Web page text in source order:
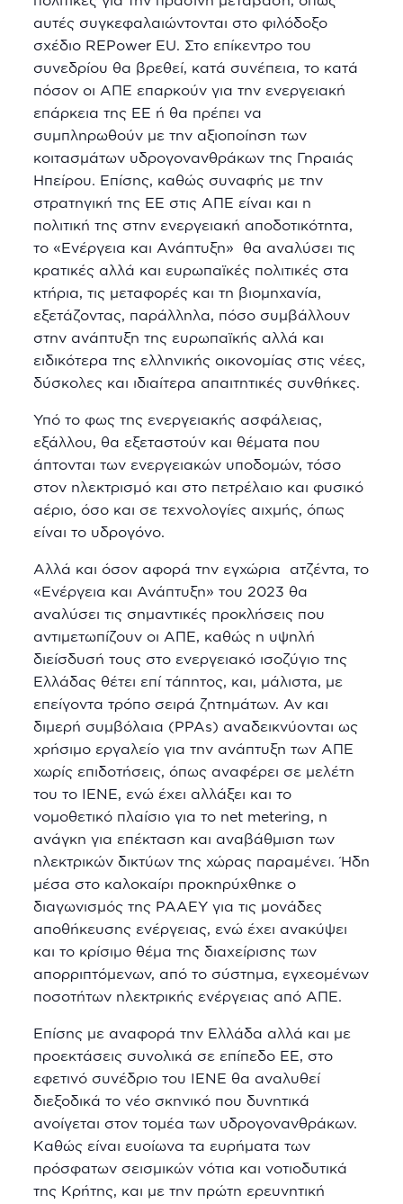
αυτές συγκεφαλαιώντονται στο φιλόδοξο
σχέδιο REPower EU. Στο επίκεντρο του
συνεδρίου θα βρεθεί, κατά συνέπεια, το κατά
πόσον οι ΑΠΕ επαρκούν για την ενεργειακή
επάρκεια της ΕΕ ή θα πρέπει να
συμπληρωθούν με την αξιοποίηση των
κοιτασμάτων υδρογονανθράκων της Γηραιάς
Ηπείρου. Επίσης, καθώς συναφής με την
στρατηγική της ΕΕ στις ΑΠΕ είναι και η
πολιτική της στην ενεργειακή αποδοτικότητα,
το «Ενέργεια και Ανάπτυξη» θα αναλύσει τις
κρατικές αλλά και ευρωπαϊκές πολιτικές στα
κτήρια, τις μεταφορές και τη βιομηχανία,
εξετάζοντας, παράλληλα, πόσο συμβάλλουν
στην ανάπτυξη της ευρωπαϊκής αλλά και
ειδικότερα της ελληνικής οικονομίας στις νέες,
δύσκολες και ιδιαίτερα απαιτητικές συνθήκες.
Υπό το φως της ενεργειακής ασφάλειας,
εξάλλου, θα εξεταστούν και θέματα που
άπτονται των ενεργειακών υποδομών, τόσο
στον ηλεκτρισμό και στο πετρέλαιο και φυσικό
αέριο, όσο και σε τεχνολογίες αιχμής, όπως
είναι το υδρογόνο.
Αλλά και όσον αφορά την εγχώρια ατζέντα, το
«Ενέργεια και Ανάπτυξη» του 2023 θα
αναλύσει τις σημαντικές προκλήσεις που
αντιμετωπίζουν οι ΑΠΕ, καθώς η υψηλή
διείσδυσή τους στο ενεργειακό ισοζύγιο της
Ελλάδας θέτει επί τάπητος, και, μάλιστα, με
επείγοντα τρόπο σειρά ζητημάτων. Αν και
διμερή συμβόλαια (PPAs) αναδεικνύονται ως
χρήσιμο εργαλείο για την ανάπτυξη των ΑΠΕ
χωρίς επιδοτήσεις, όπως αναφέρει σε μελέτη
του το ΙΕΝΕ, ενώ έχει αλλάξει και το
νομοθετικό πλαίσιο για το net metering, η
ανάγκη για επέκταση και αναβάθμιση των
ηλεκτρικών δικτύων της χώρας παραμένει. Ήδη
μέσα στο καλοκαίρι προκηρύχθηκε ο
διαγωνισμός της ΡΑΑΕΥ για τις μονάδες
αποθήκευσης ενέργειας, ενώ έχει ανακύψει
και το κρίσιμο θέμα της διαχείρισης των
απορριπτόμενων, από το σύστημα, εγχεομένων
ποσοτήτων ηλεκτρικής ενέργειας από ΑΠΕ.
Επίσης με αναφορά την Ελλάδα αλλά και με
προεκτάσεις συνολικά σε επίπεδο ΕΕ, στο
εφετινό συνέδριο του ΙΕΝΕ θα αναλυθεί
διεξοδικά το νέο σκηνικό που δυνητικά
ανοίγεται στον τομέα των υδρογονανθράκων.
Καθώς είναι ευοίωνα τα ευρήματα των
πρόσφατων σεισμικών νότια και νοτιοδυτικά
της Κρήτης, και με την πρώτη ερευνητική